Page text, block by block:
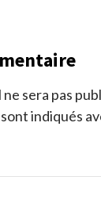
sera pas
indiqués